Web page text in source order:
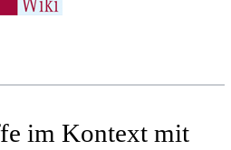
im Kontext mit